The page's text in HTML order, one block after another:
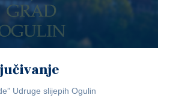
Udruge slijepih Ogulin